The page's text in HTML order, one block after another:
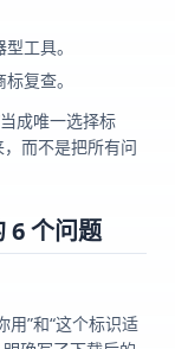
工具。
复查。
成唯一选择标
而不是把所有问
6 个问题
用”和“这个标识适